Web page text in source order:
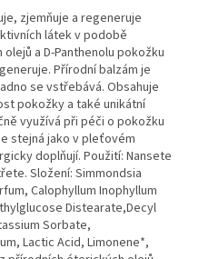
zjemňuje a regeneruje
látek v podobě
a D-Panthenolu pokožku
Přírodní balzám je
se vstřebává. Obsahuje
pokožky a také unikátní
využívá při péči o pokožku
stejná jako v pleťovém
doplňují. Použití: Nansete
Složení: Simmondsia
Calophyllum Inophyllum
Distearate,Decyl
Sorbate,
Lactic Acid, Limonene*,